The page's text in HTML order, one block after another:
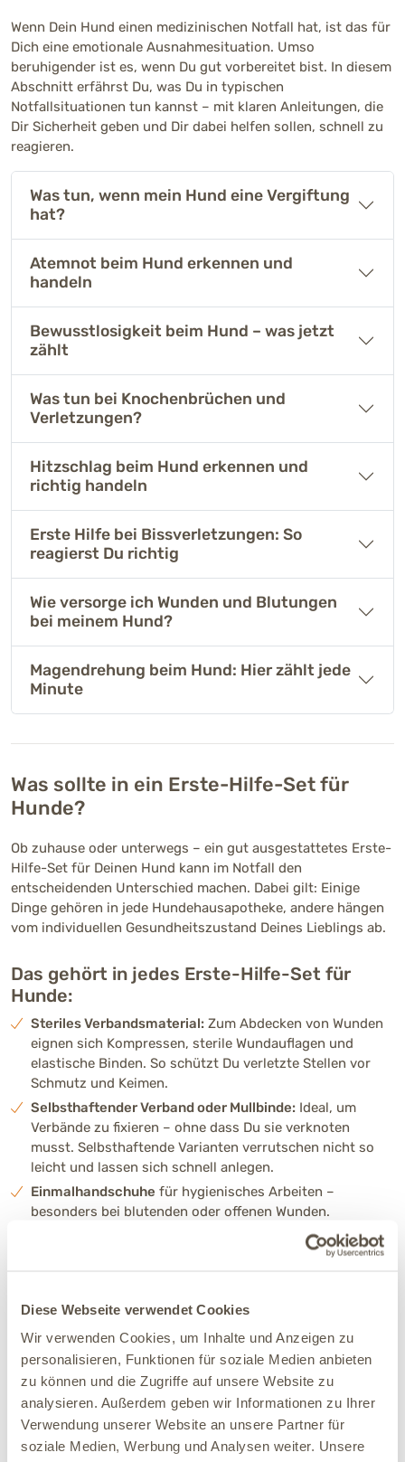
Diese Webseite verwendet Cookies
Wir verwenden Cookies, um Inhalte und Anzeigen zu
personalisieren, Funktionen für soziale Medien anbieten
zu können und die Zugriffe auf unsere Website zu
analysieren. Außerdem geben wir Informationen zu Ihrer
Verwendung unserer Website an unsere Partner für
soziale Medien, Werbung und Analysen weiter. Unsere
Wenn Dein Hund einen medizinischen Notfall hat, ist das für
Dich eine emotionale Ausnahmesituation. Umso
beruhigender ist es, wenn Du gut vorbereitet bist. In diesem
Abschnitt erfährst Du, was Du in typischen
Notfallsituationen tun kannst – mit klaren Anleitungen, die
Dir Sicherheit geben und Dir dabei helfen sollen, schnell zu
reagieren.
Was tun, wenn mein Hund eine Vergiftung
hat?
Atemnot beim Hund erkennen und
handeln
Bewusstlosigkeit beim Hund – was jetzt
zählt
Was tun bei Knochenbrüchen und
Verletzungen?
Hitzschlag beim Hund erkennen und
richtig handeln
Erste Hilfe bei Bissverletzungen: So
reagierst Du richtig
Wie versorge ich Wunden und Blutungen
bei meinem Hund?
Magendrehung beim Hund: Hier zählt jede
Minute
Was sollte in ein Erste-Hilfe-Set für
Hunde?
Ob zuhause oder unterwegs – ein gut ausgestattetes Erste-
Hilfe-Set für Deinen Hund kann im Notfall den
entscheidenden Unterschied machen. Dabei gilt: Einige
Dinge gehören in jede Hundehausapotheke, andere hängen
vom individuellen Gesundheitszustand Deines Lieblings ab.
Das gehört in jedes Erste-Hilfe-Set für
Hunde:
Steriles Verbandsmaterial: Zum Abdecken von Wunden
eignen sich Kompressen, sterile Wundauflagen und
elastische Binden. So schützt Du verletzte Stellen vor
Schmutz und Keimen.
Selbsthaftender Verband oder Mullbinde: Ideal, um
Verbände zu fixieren – ohne dass Du sie verknoten
musst. Selbsthaftende Varianten verrutschen nicht so
leicht und lassen sich schnell anlegen.
Einmalhandschuhe für hygienisches Arbeiten –
besonders bei blutenden oder offenen Wunden.
zum Spülen von Wunden oder
Fremdkörpern im Auge. Die Lösung ist reizarm und
Mittel ist für Hunde geeignet. Zur Erstversorgung von
Wunden reicht oft klares Wasser oder eine
Kochsalzlösung völlig aus.
Pinzette oder Zeckenzange für kleinere Fremdkörper
oder zum Entfernen von Zecken – am besten mit feiner
Spitze und rutschfestem Griff.